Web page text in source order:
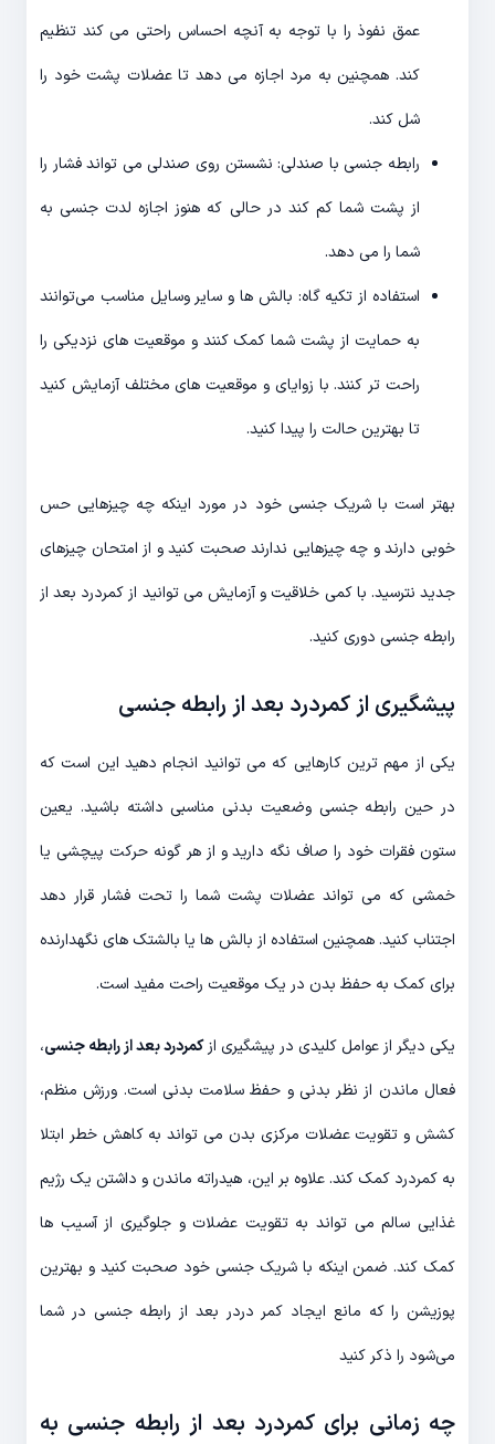
عمق نفوذ را با توجه به آنچه احساس راحتی می کند تنظیم
کند. همچنین به مرد اجازه می دهد تا عضلات پشت خود را
شل کند.
رابطه جنسی با صندلی: نشستن روی صندلی می تواند فشار را
از پشت شما کم کند در حالی که هنوز اجازه لدت جنسی به
شما را می دهد.
استفاده از تکیه گاه‌: بالش ها و سایر وسایل مناسب می‌توانند
به حمایت از پشت شما کمک کنند و موقعیت های نزدیکی را
راحت تر کنند. با زوایای و موقعیت های مختلف آزمایش کنید
تا بهترین حالت را پیدا کنید.
بهتر است با شریک جنسی خود در مورد اینکه چه چیزهایی حس
خوبی دارند و چه چیزهایی ندارند صحبت کنید و از امتحان چیزهای
جدید نترسید. با کمی خلاقیت و آزمایش می توانید از کمردرد بعد از
رابطه جنسی دوری کنید.
پیشگیری از کمردرد بعد از رابطه جنسی
یکی از مهم ترین کارهایی که می توانید انجام دهید این است که
در حین رابطه جنسی وضعیت بدنی مناسبی داشته باشید. یعین
ستون فقرات خود را صاف نگه دارید و از هر گونه حرکت پیچشی یا
خمشی که می تواند عضلات پشت شما را تحت فشار قرار دهد
اجتناب کنید. همچنین استفاده از بالش ها یا بالشتک های نگهدارنده
برای کمک به حفظ بدن در یک موقعیت راحت مفید است.
یکی دیگر از عوامل کلیدی در پیشگیری ازکمردرد بعد از رابطه جنسی،
فعال ماندن از نظر بدنی و حفظ سلامت بدنی است. ورزش منظم،
کشش و تقویت عضلات مرکزی بدن می تواند به کاهش خطر ابتلا
به کمردرد کمک کند. علاوه بر این، هیدراته ماندن و داشتن یک رژیم
غذایی سالم می تواند به تقویت عضلات و جلوگیری از آسیب ها
کمک کند. ضمن اینکه با شریک جنسی خود صحبت کنید و بهترین
پوزیشن را که مانع ایجاد کمر دردر بعد از رابطه جنسی در شما
می‌شود را ذکر کنید
چه زمانی برای کمردرد بعد از رابطه جنسی به